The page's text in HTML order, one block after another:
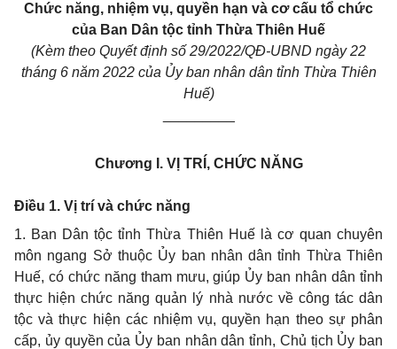
Chức năng, nhiệm vụ, quyền hạn và cơ cấu tổ chức
của Ban Dân tộc tỉnh Thừa Thiên Huế
(Kèm theo Quyết định số 29/2022/QĐ-UBND ngày 22
tháng 6 năm 2022 của Ủy ban nhân dân tỉnh Thừa Thiên
Huế)
Chương I. VỊ TRÍ, CHỨC NĂNG
Điều 1. Vị trí và chức năng
1. Ban Dân tộc tỉnh Thừa Thiên Huế là cơ quan chuyên
môn ngang Sở thuộc Ủy ban nhân dân tỉnh Thừa Thiên
Huế, có chức năng tham mưu, giúp Ủy ban nhân dân tỉnh
thực hiện chức năng quản lý nhà nước về công tác dân
tộc và thực hiện các nhiệm vụ, quyền hạn theo sự phân
cấp, ủy quyền của Ủy ban nhân dân tỉnh, Chủ tịch Ủy ban